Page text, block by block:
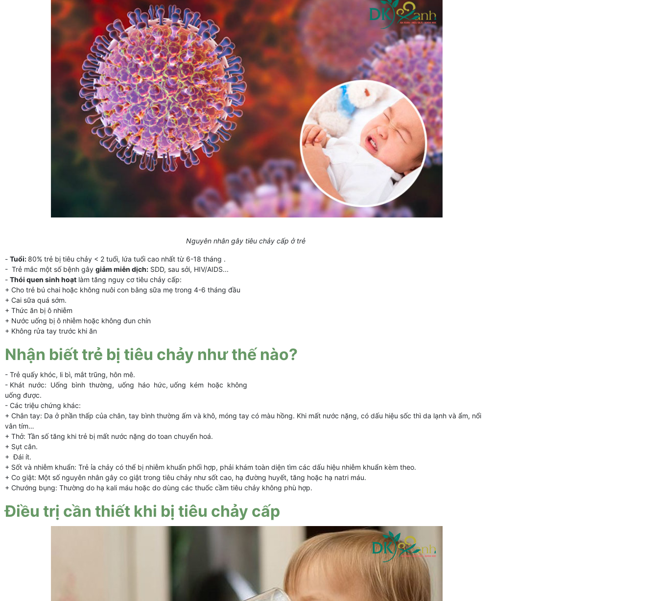
Nguyên nhân gây tiêu chảy cấp ở trẻ
- Tuổi: 80% trẻ bị tiêu chảy < 2 tuổi, lứa tuổi cao nhất từ 6-18 tháng .
- Trẻ mắc một số bệnh gây giảm miễn dịch: SDD, sau sởi, HIV/AIDS...
- Thói quen sinh hoạt làm tăng nguy cơ tiêu chảy cấp:
+ Cho trẻ bú chai hoặc không nuôi con bằng sữa mẹ trong 4-6 tháng đầu
+ Cai sữa quá sớm.
+ Thức ăn bị ô nhiễm
+ Nước uống bị ô nhiễm hoặc không đun chín
+ Không rửa tay trước khi ăn
Nhận biết trẻ bị tiêu chảy như thế nào?
- Trẻ quấy khóc, li bì, mắt trũng, hôn mê.
- Khát nước: Uống bình thường, uống háo hức, uống kém hoặc không
uống được.
- Các triệu chứng khác:
+ Chân tay: Da ở phần thấp của chân, tay bình thường ấm và khô, móng tay có màu hồng. Khi mất nước nặng, có dấu hiệu sốc thì da lạnh và ẩm, nổi
vân tím…
+ Thở: Tần số tăng khi trẻ bị mất nước nặng do toan chuyển hoá.
+ Sụt cân.
+ Đái ít.
+ Sốt và nhiễm khuẩn: Trẻ ỉa chảy có thể bị nhiễm khuẩn phối hợp, phải khám toàn diện tìm các dấu hiệu nhiễm khuẩn kèm theo.
+ Co giật: Một số nguyên nhân gây co giật trong tiêu chảy như sốt cao, hạ đường huyết, tăng hoặc hạ natri máu.
+ Chướng bụng: Thường do hạ kali máu hoặc do dùng các thuốc cầm tiêu chảy không phù hợp.
Điều trị cần thiết khi bị tiêu chảy cấp